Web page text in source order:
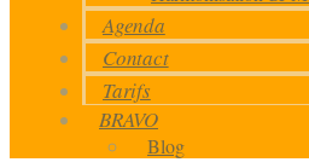
Agenda
Contact
Tarifs
BRAVO
Blog